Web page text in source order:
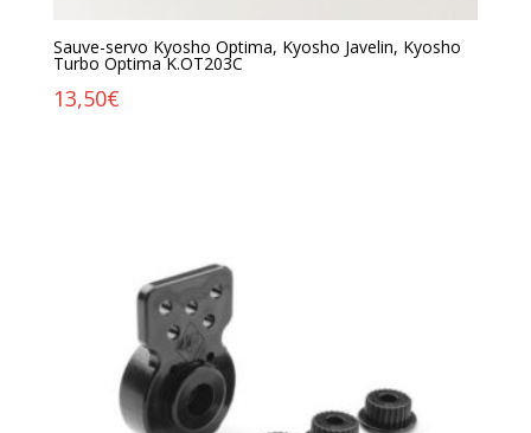
Sauve-servo Kyosho Optima, Kyosho Javelin, Kyosho
Turbo Optima K.OT203C
13,50€